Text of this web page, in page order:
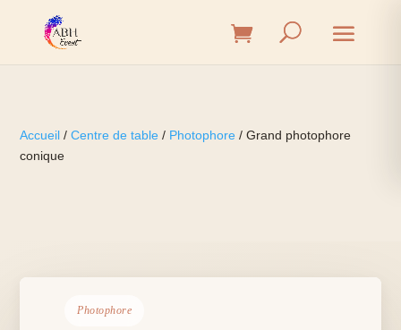
Accueil /Centre de table / Photophore / Grand photophore
conique
Photophore